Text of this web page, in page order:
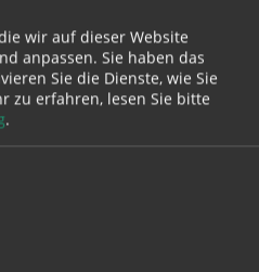
wir auf dieser Website
anpassen. Sie haben das
Sie die Dienste, wie Sie
zu erfahren, lesen Sie bitte
.